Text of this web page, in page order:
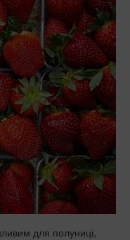
для полуниці,